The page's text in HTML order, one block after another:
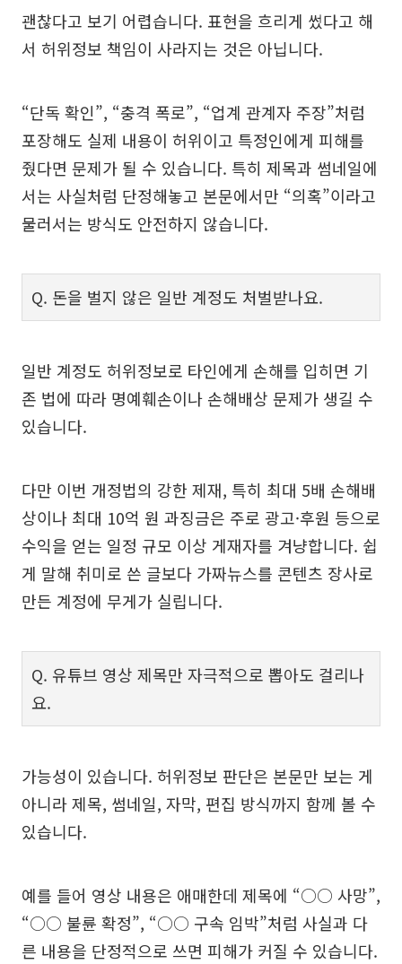
괜찮다고 보기 어렵습니다. 표현을 흐리게 썼다고 해
서 허위정보 책임이 사라지는 것은 아닙니다.
“단독 확인”, “충격 폭로”, “업계 관계자 주장”처럼
포장해도 실제 내용이 허위이고 특정인에게 피해를
줬다면 문제가 될 수 있습니다. 특히 제목과 썸네일에
서는 사실처럼 단정해놓고 본문에서만 “의혹”이라고
물러서는 방식도 안전하지 않습니다.
Q. 돈을 벌지 않은 일반 계정도 처벌받나요.
일반 계정도 허위정보로 타인에게 손해를 입히면 기
존 법에 따라 명예훼손이나 손해배상 문제가 생길 수
있습니다.
다만 이번 개정법의 강한 제재, 특히 최대 5배 손해배
상이나 최대 10억 원 과징금은 주로 광고·후원 등으로
수익을 얻는 일정 규모 이상 게재자를 겨냥합니다. 쉽
게 말해 취미로 쓴 글보다 가짜뉴스를 콘텐츠 장사로
만든 계정에 무게가 실립니다.
Q. 유튜브 영상 제목만 자극적으로 뽑아도 걸리나
요.
가능성이 있습니다. 허위정보 판단은 본문만 보는 게
아니라 제목, 썸네일, 자막, 편집 방식까지 함께 볼 수
있습니다.
예를 들어 영상 내용은 애매한데 제목에 “○○ 사망”,
“○○ 불륜 확정”, “○○ 구속 임박”처럼 사실과 다
른 내용을 단정적으로 쓰면 피해가 커질 수 있습니다.